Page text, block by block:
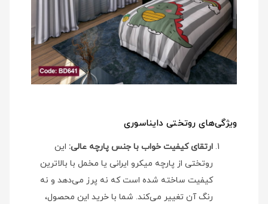
ویژگی‌های روتختی دایناسوری
ارتقای کیفیت خواب با جنس پارچه عالی: این
روتختی از پارچه میکرو ایرانی یا مخمل با بالاترین
کیفیت ساخته شده است که نه پرز می‌دهد و نه
رنگ آن تغییر می‌کند. شما با خرید این محصول،